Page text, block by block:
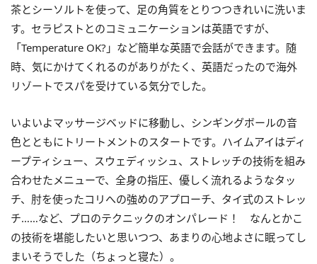
茶とシーソルトを使って、足の角質をとりつつきれいに洗いま
す。セラピストとのコミュニケーションは英語ですが、
「Temperature OK?」など簡単な英語で会話ができます。随
時、気にかけてくれるのがありがたく、英語だったので海外
リゾートでスパを受けている気分でした。
いよいよマッサージベッドに移動し、シンギングボールの音
色とともにトリートメントのスタートです。ハイムアイはディ
ープティシュー、スウェディッシュ、ストレッチの技術を組み
合わせたメニューで、全身の指圧、優しく流れるようなタッ
チ、肘を使ったコリへの強めのアプローチ、タイ式のストレッ
チ……など、プロのテクニックのオンパレード！ なんとかこ
の技術を堪能したいと思いつつ、あまりの心地よさに眠ってし
まいそうでした（ちょっと寝た）。